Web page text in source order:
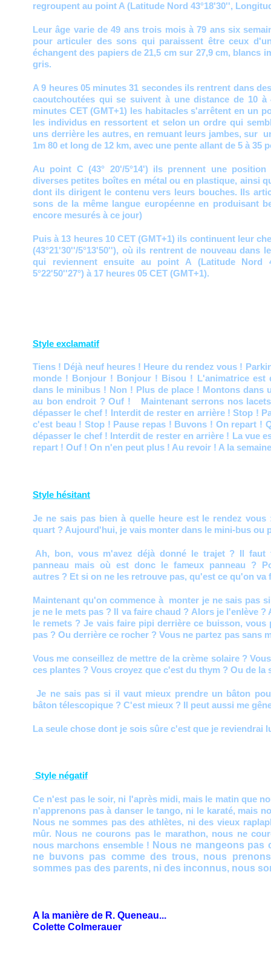
regroupent au point A (Latitude Nord 43°18'30'',
Leur âge varie de 49 ans trois mois à 79 ans six
pour articuler des sons qui paraissent être ceux
échangent des papiers de 21,5 cm sur 27,9 cm, blancs
gris.
A 9 heures 05 minutes 31 secondes ils rentrent dans
caoutchoutées qui se suivent à une distance de 10 à
minutes CET (GMT+1) les habitacles s'arrêtent en un
les individus en ressortent et selon un ordre qui
uns derrière les autres, en remuant leurs jambes, sur
1m 80 et long de 12 km, avec une pente allant de 5 à 35
Au point C (43° 20'/5°14') ils prennent une
diverses petites boîtes en métal ou en plastique, ainsi
dont ils dirigent le contenu vers leurs bouches. Ils
sons de la même langue européenne en produisant
encore mesurés à ce jour)
Puis à 13 heures 10 CET (GMT+1) ils continuent leur
(43°21'30''/5°13'50''), où ils rentrent de nouveau dans
qui reviennent ensuite au point A (Latitude Nord
5°22'50''27°) à 17 heures 05 CET (GMT+1).
Style exclamatif
Tiens ! Déjà neuf heures ! Heure du rendez vous !
monde ! Bonjour ! Bonjour ! Bisou ! L'animatrice est
dans le minibus ! Non ! Plus de place ! Montons dans
au bon endroit ? Ouf ! Maintenant serrons nos
dépasser le chef ! Interdit de rester en arrière ! Stop !
c'est beau ! Stop ! Pause repas ! Buvons ! On repart !
dépasser le chef ! Interdit de rester en arrière ! La vue
repart ! Ouf ! On n'en peut plus ! Au revoir ! A la
Style hésitant
Je ne sais pas bien à quelle heure est le rendez
quart ? Aujourd'hui, je vais monter dans le mini-bus ou
Ah, bon, vous m'avez déjà donné le trajet ? Il faut
panneau mais où est donc le fameux panneau ?
autres ? Et si on ne les retrouve pas, qu'est ce qu'on va
Maintenant qu'on commence à monter je ne sais pas
je ne le mets pas ? Il va faire chaud ? Alors je l'enlève ?
le remets ? Je vais faire pipi derrière ce buisson, vous
pas ? Ou derrière ce rocher ? Vous ne partez pas sans
Vous me conseillez de mettre de la crème solaire ?
ces plantes ? Vous croyez que c'est du thym ? Ou de la
Je ne sais pas si il vaut mieux prendre un bâton
bâton télescopique ? C'est mieux ? Il peut aussi me
La seule chose dont je sois sûre c'est que je reviendrai
Style négatif
Ce n'est pas le soir, ni l'après midi, mais le matin que
n'apprenons pas à danser le tango, ni le karaté, mais
Nous ne sommes pas des athlètes, ni des vieux
mûr. Nous ne courons pas le marathon, nous ne
nous marchons ensemble ! Nous ne mangeons pas
ne buvons pas comme des trous, nous
sommes pas des parents, ni des inconnus, nous
A la manière de R. Queneau...
Colette Colmerauer